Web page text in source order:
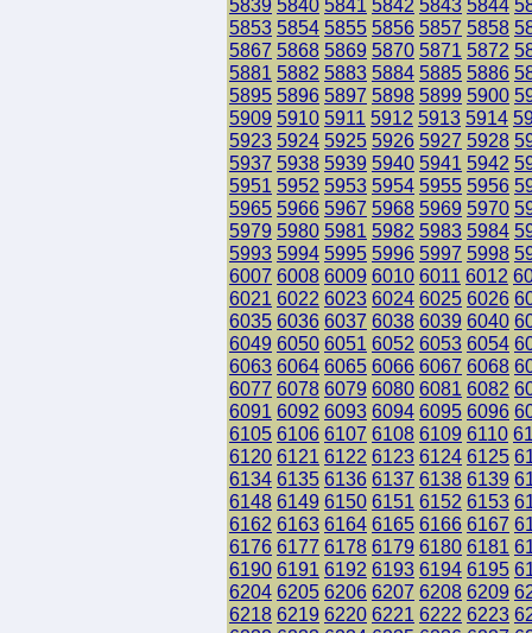
5839 5840 5841 5842 5843 5844
5853 5854 5855 5856 5857 5858
5867 5868 5869 5870 5871 5872
5881 5882 5883 5884 5885 5886
5895 5896 5897 5898 5899 5900
5909 5910 5911 5912 5913 5914
5923 5924 5925 5926 5927 5928
5937 5938 5939 5940 5941 5942
5951 5952 5953 5954 5955 5956
5965 5966 5967 5968 5969 5970
5979 5980 5981 5982 5983 5984
5993 5994 5995 5996 5997 5998
6007 6008 6009 6010 6011 6012
6021 6022 6023 6024 6025 6026
6035 6036 6037 6038 6039 6040
6049 6050 6051 6052 6053 6054
6063 6064 6065 6066 6067 6068
6077 6078 6079 6080 6081 6082
6091 6092 6093 6094 6095 6096
6105 6106 6107 6108 6109 6110
6120 6121 6122 6123 6124 6125
6134 6135 6136 6137 6138 6139
6148 6149 6150 6151 6152 6153
6162 6163 6164 6165 6166 6167
6176 6177 6178 6179 6180 6181
6190 6191 6192 6193 6194 6195
6204 6205 6206 6207 6208 6209
6218 6219 6220 6221 6222 6223